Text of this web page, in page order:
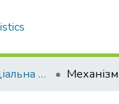
Психологія та соціальна робота